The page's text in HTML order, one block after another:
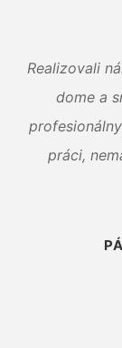
Realizovali
dome a
práci,